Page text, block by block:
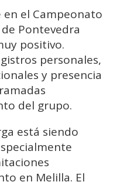
el Campeonato
Pontevedra
positivo.
personales,
y presencia
del grupo.
está siendo
en Melilla. El